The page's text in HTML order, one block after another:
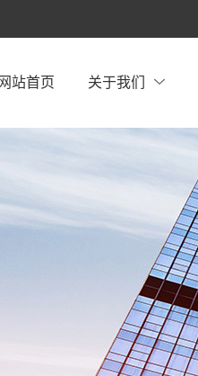
网站首页 关于我们